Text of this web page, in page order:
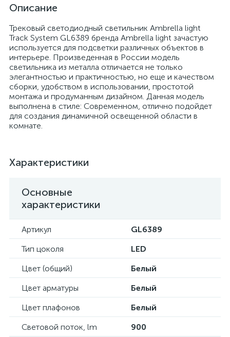
Описание
Трековый светодиодный светильник Ambrella light
Track System GL6389 бренда Ambrella light зачастую
используется для подсветки различных объектов в
интерьере. Произведенная в России модель
светильника из металла отличается не только
элегантностью и практичностью, но еще и качеством
сборки, удобством в использовании, простотой
монтажа и продуманным дизайном. Данная модель
выполнена в стиле: Современном, отлично подойдет
для создания динамичной освещенной области в
комнате.
Характеристики
Основные
характеристики
Артикул
GL6389
Тип цоколя
LED
Цвет (общий)
Белый
Цвет арматуры
Белый
Цвет плафонов
Белый
Световой поток, lm
900